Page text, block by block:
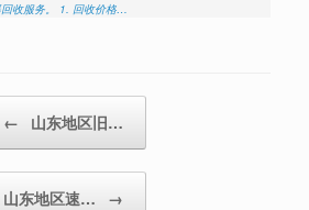
收服务。 1. 回收价格…
← 山东地区旧…
山东地区速… →